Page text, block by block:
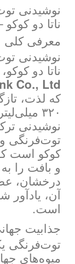
نوشیدنی
ناتا دو
معرفی کلی
نوشیدنی
ناتا دو
Co., Ltd
که لذت،
۳۲۰
نوشیدنی
توت‌فرنگی و
کوکو است
و بافت را
درخشان،
آن،
است.
جذابیت
توت‌فرنگی
میوه‌های